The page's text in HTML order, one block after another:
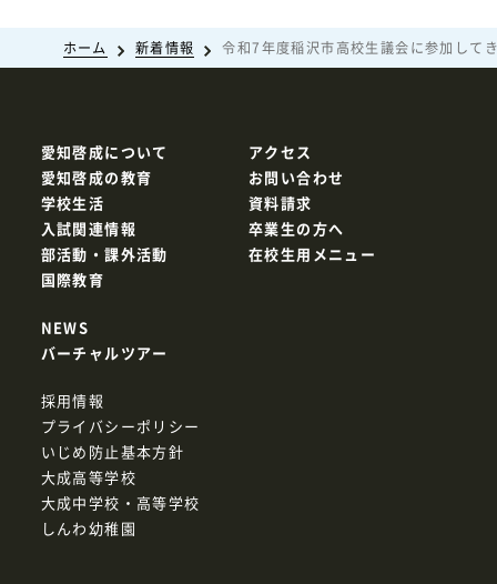
ホーム 新着情報 令和7年度稲沢市高校生議会に参加して
愛知啓成について
愛知啓成の教育
学校生活
入試関連情報
部活動・課外活動
国際教育
アクセス
お問い合わせ
資料請求
卒業生の方へ
在校生用メニュー
採用情報
プライバシーポリシー
いじめ防止基本方針
大成高等学校
大成中学校・高等学校
しんわ幼稚園
NEWS
バーチャルツアー